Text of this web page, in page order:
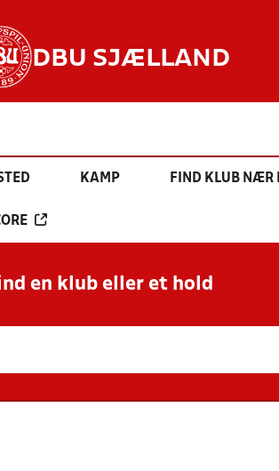
DBU SJÆLLAND
KAMP FIND KLUB NÆR
en klub eller et hold